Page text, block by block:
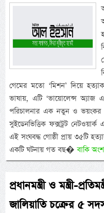
গেমের মতো ‘মিশন’ দিয়ে
ভাষায়, এটি ‘ভায়োলেন্স অ্যাজ এ
পরিচালনার এক নতুন ও ভয়ংকর
সুইডেনভিত্তিক ফক্সট্রট
এই সংঘবদ্ধ গোষ্ঠী প্রায় ৩৫টি
একটি ঘটনায় গত বছ�বাকি
প্রধানমন্ত্রী ও মন্ত্রী-
জালিয়াতি চক্রের ৫